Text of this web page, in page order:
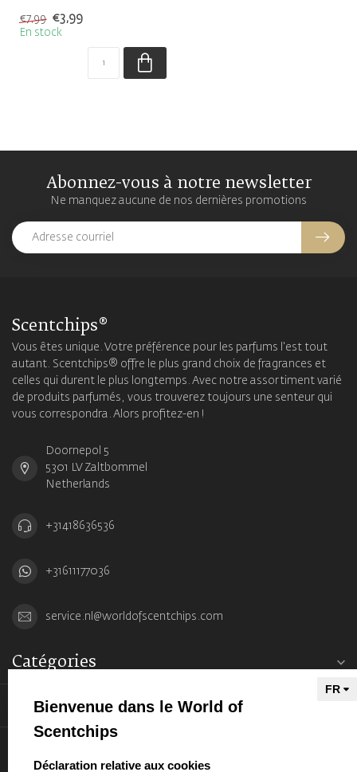
épicé...
€7,99 €3,99
En stock
Abonnez-vous à notre newsletter
Ne manquez aucune de nos dernières promotions
Scentchips®
Vous êtes unique. Votre préférence pour les parfums l'est tout
autant. Scentchips® offre le plus grand choix de fragrances et
celles qui durent le plus longtemps. Avec notre assortiment varié
de produits parfumés, vous trouverez toujours une senteur qui
vous correspondra. Alors profitez-en !
Doornepol 5
5301 LV Zaltbommel
Netherlands
+31418636536
+31611177036
service.nl@worldofscentchips.com
Catégories
Informations
Bienvenue dans le World of
Scentchips
select language
Déclaration relative aux cookies